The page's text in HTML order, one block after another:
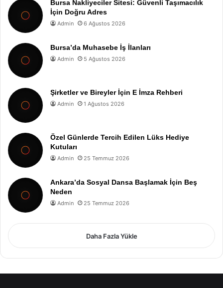
Bursa Nakliyeciler Sitesi: Güvenli Taşımacılık
İçin Doğru Adres
Admin 6 Ağustos 2026
Bursa’da Muhasebe İş İlanları
Admin 5 Ağustos 2026
Şirketler ve Bireyler İçin E İmza Rehberi
Admin 1 Ağustos 2026
Özel Günlerde Tercih Edilen Lüks Hediye
Kutuları
Admin 25 Temmuz 2026
Ankara’da Sosyal Dansa Başlamak İçin Beş
Neden
Admin 25 Temmuz 2026
Daha Fazla Yükle